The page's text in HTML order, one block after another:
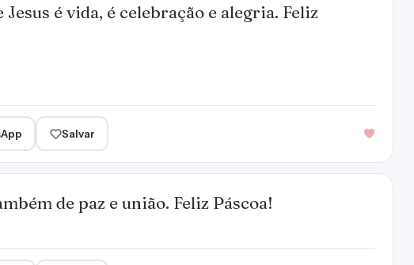
é vida, é celebração e alegria. Feliz
Salvar
de paz e união. Feliz Páscoa!